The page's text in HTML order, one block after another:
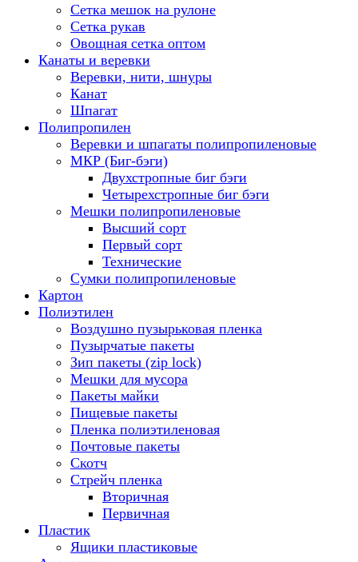
Сетка мешок на рулоне
Сетка рукав
Овощная сетка оптом
Канаты и веревки
Веревки, нити, шнуры
Канат
Шпагат
Полипропилен
Веревки и шпагаты полипропиленовые
МКР (Биг-бэги)
Двухстропные биг бэги
Четырехстропные биг бэги
Мешки полипропиленовые
Высший сорт
Первый сорт
Технические
Сумки полипропиленовые
Картон
Полиэтилен
Воздушно пузырьковая пленка
Пузырчатые пакеты
Зип пакеты (zip lock)
Мешки для мусора
Пакеты майки
Пищевые пакеты
Пленка полиэтиленовая
Почтовые пакеты
Скотч
Стрейч пленка
Вторичная
Первичная
Пластик
Ящики пластиковые